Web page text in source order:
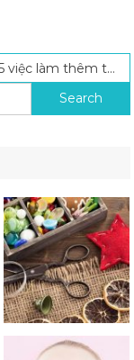
Top 15 việc làm thêm tại nhà cho mẹ bỉm sữa kiếm thêm thu nhập